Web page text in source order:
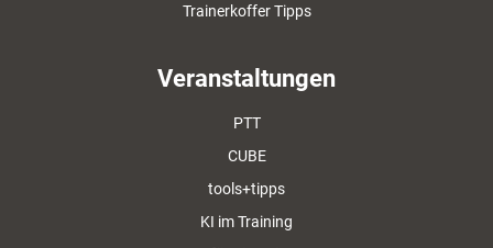
Trainerkoffer Tipps
Veranstaltungen
PTT
CUBE
tools+tipps
KI im Training